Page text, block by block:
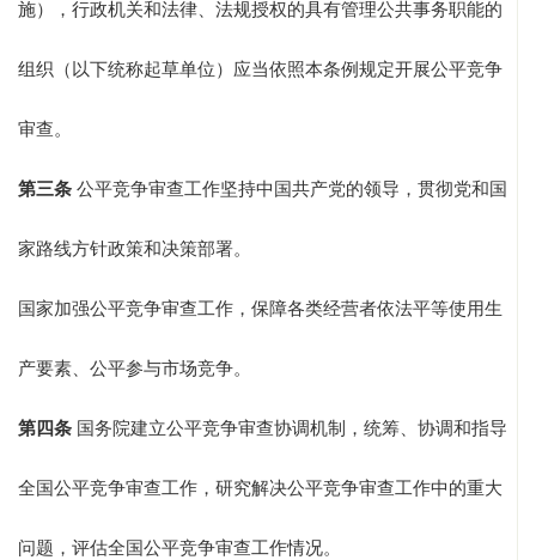
施），行政机关和法律、法规授权的具有管理公共事务职能的
组织（以下统称起草单位）应当依照本条例规定开展公平竞争
审查。
第三条 公平竞争审查工作坚持中国共产党的领导，贯彻党和国
家路线方针政策和决策部署。
国家加强公平竞争审查工作，保障各类经营者依法平等使用生
产要素、公平参与市场竞争。
第四条 国务院建立公平竞争审查协调机制，统筹、协调和指导
全国公平竞争审查工作，研究解决公平竞争审查工作中的重大
问题，评估全国公平竞争审查工作情况。